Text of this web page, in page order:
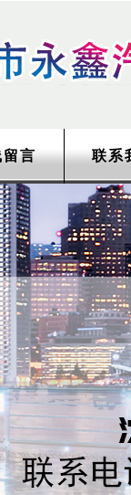
留言 联系